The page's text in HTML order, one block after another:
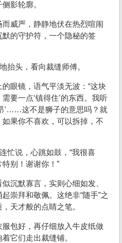
影轮廓。
威严，静静地伏在热烈喧闹
的守护符，一个隐秘的签
抬头，看向裁缝师傅。
眼镜，语气平淡无波：“这块
要一点‘镇得住’的东西。我听
’……这不是狮子的意思吗？就
果你不喜欢，可以拆掉，不
忙说，心跳如鼓，“我很喜
别！谢谢你！”
沉默寡言，实则心细如发、
崇拜和敬佩。这绝非“随手”之
天才般的点睛之笔。
包好，再仔细放入牛皮纸做
它们走出裁缝铺。